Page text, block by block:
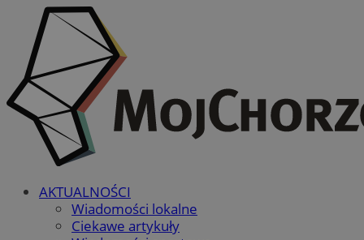
AKTUALNOŚCI
Wiadomości lokalne
Ciekawe artykuły